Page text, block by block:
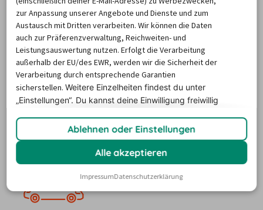
Fahrerlebnis bevorzugst.
Beachte, dass wir kein bestimmtes
Modell garantieren können – du erhältst
jedoch immer ein vergleichbares
Fahrzeug derselben Kategorie.
Kompaktklasse
zur Anpassung unserer Angebote und Dienste und zum
Austausch mit Dritten verarbeiten. Wir können die Daten
auch zur Präferenzverwaltung, Reichweiten- und
Leistungsauswertung nutzen. Erfolgt die Verarbeitung
außerhalb der EU/des EWR, werden wir die Sicherheit der
Verarbeitung durch entsprechende Garantien
sicherstellen.Weitere Einzelheiten findest du unter
„Einstellungen“. Du kannst deine Einwilligung freiwillig
Ablehnen oder Einstellungen
Alle akzeptieren
ImpressumDatenschutzerklärung